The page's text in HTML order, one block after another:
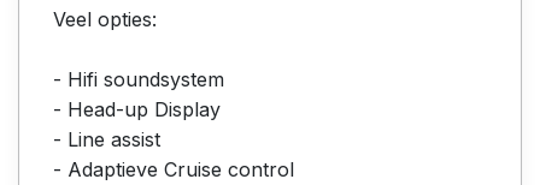
Veel opties:
- Hifi soundsystem
- Head-up Display
- Line assist
- Adaptieve Cruise control